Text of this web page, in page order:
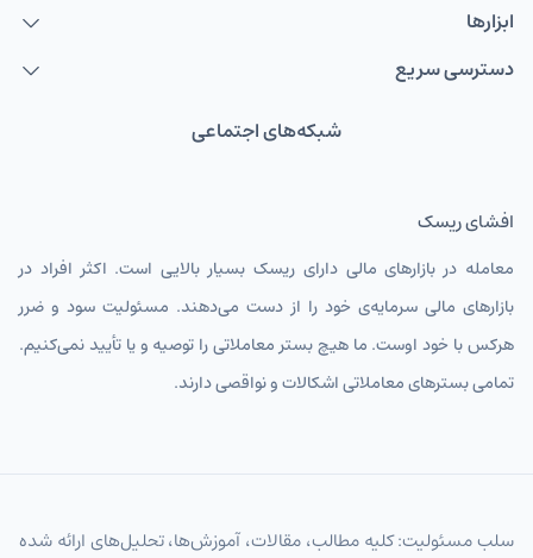
ابزارها
دسترسی سریع
شبکه‌های اجتماعی
افشای ریسک
معامله در بازارهای مالی دارای ریسک بسیار بالایی است. اکثر افراد در
بازارهای مالی سرمایه‌ی خود را از دست می‌دهند. مسئولیت سود و ضرر
هرکس با خود اوست. ما هیچ بستر معاملاتی را توصیه و یا تأیید نمی‌کنیم.
تمامی بسترهای معاملاتی اشکالات و نواقصی دارند.
سلب مسئولیت: کلیه مطالب، مقالات، آموزش‌ها، تحلیل‌های ارائه شده